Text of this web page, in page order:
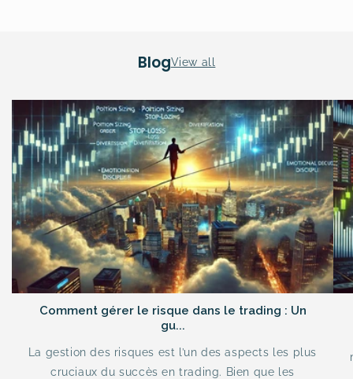
BlogView all
Comment gérer le risque dans le trading : Un
gu...
La gestion des risques est l’un des aspects les plus
cruciaux du succès en trading. Bien que les